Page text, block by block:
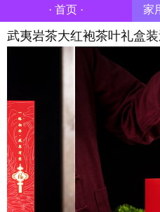
· 首页 · 家
武夷岩茶大红袍茶叶礼盒